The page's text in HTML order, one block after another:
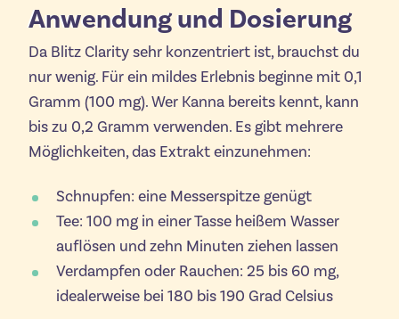
Anwendung und Dosierung
Da Blitz Clarity sehr konzentriert ist, brauchst du
nur wenig. Für ein mildes Erlebnis beginne mit 0,1
Gramm (100 mg). Wer Kanna bereits kennt, kann
bis zu 0,2 Gramm verwenden. Es gibt mehrere
Möglichkeiten, das Extrakt einzunehmen:
Schnupfen: eine Messerspitze genügt
Tee: 100 mg in einer Tasse heißem Wasser
auflösen und zehn Minuten ziehen lassen
Verdampfen oder Rauchen: 25 bis 60 mg,
idealerweise bei 180 bis 190 Grad Celsius